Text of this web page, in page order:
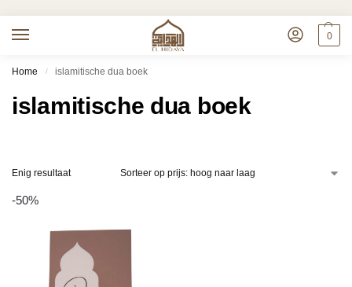
0
Home / islamitische dua boek
islamitische dua boek
Enig resultaat
-50%